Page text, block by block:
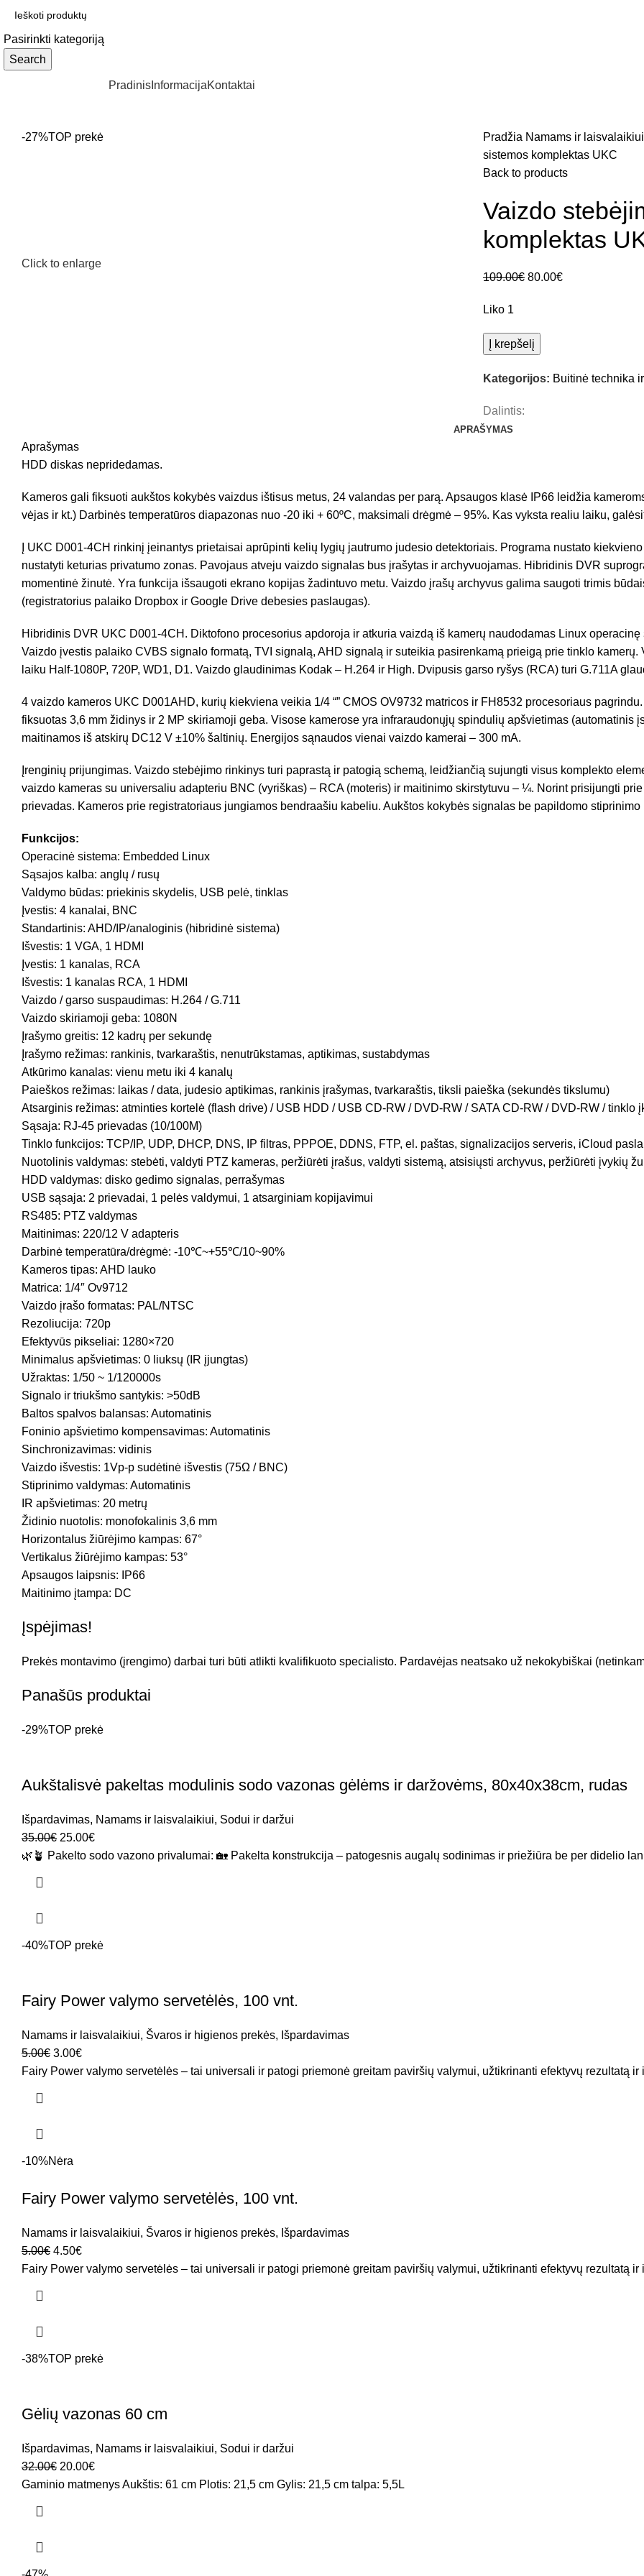
Pasirinkti kategoriją
Search
Pradinis InformacijaKontaktai
-27%TOP prekė
Click to enlarge
Pradžia Namams ir laisvalaikiui
sistemos komplektas UKC
Back to products
Vaizdo
komplektas
109.00€ 80.00€
Liko 1
Į krepšelį
Kategorijos: Buitinė technika
Dalintis:
APRAŠYMAS
Aprašymas
HDD diskas nepridedamas.
Kameros gali fiksuoti aukštos kokybės vaizdus ištisus metus, 24 valandas per parą. Apsaugos klasė IP66 leidžia
vėjas ir kt.) Darbinės temperatūros diapazonas nuo -20 iki + 60ºС, maksimali drėgmė – 95%. Kas vyksta realiu laiku,
Į UKC D001-4CH rinkinį įeinantys prietaisai aprūpinti kelių lygių jautrumo judesio detektoriais. Programa nustato
nustatyti keturias privatumo zonas. Pavojaus atveju vaizdo signalas bus įrašytas ir archyvuojamas. Hibridinis DVR
momentinė žinutė. Yra funkcija išsaugoti ekrano kopijas žadintuvo metu. Vaizdo įrašų archyvus galima saugoti trimis
(registratorius palaiko Dropbox ir Google Drive debesies paslaugas).
Hibridinis DVR UKC D001-4CH. Diktofono procesorius apdoroja ir atkuria vaizdą iš kamerų naudodamas Linux
Vaizdo įvestis palaiko CVBS signalo formatą, TVI signalą, AHD signalą ir suteikia pasirenkamą prieigą prie tinklo
laiku Half-1080P, 720P, WD1, D1. Vaizdo glaudinimas Kodak – H.264 ir High. Dvipusis garso ryšys (RCA) turi G.711A
4 vaizdo kameros UKC D001AHD, kurių kiekviena veikia 1/4 “” CMOS OV9732 matricos ir FH8532 procesoriaus
fiksuotas 3,6 mm židinys ir 2 MP skiriamoji geba. Visose kamerose yra infraraudonųjų spindulių apšvietimas (automatinis
maitinamos iš atskirų DC12 V ±10% šaltinių. Energijos sąnaudos vienai vaizdo kamerai – 300 mA.
Įrenginių prijungimas. Vaizdo stebėjimo rinkinys turi paprastą ir patogią schemą, leidžiančią sujungti visus komplekto
vaizdo kameras su universaliu adapteriu BNC (vyriškas) – RCA (moteris) ir maitinimo skirstytuvu – ¼. Norint prisijungti
prievadas. Kameros prie registratoriaus jungiamos bendraašiu kabeliu. Aukštos kokybės signalas be papildomo
Funkcijos:
Operacinė sistema: Embedded Linux
Sąsajos kalba: anglų / rusų
Valdymo būdas: priekinis skydelis, USB pelė, tinklas
Įvestis: 4 kanalai, BNC
Standartinis: AHD/IP/analoginis (hibridinė sistema)
Išvestis: 1 VGA, 1 HDMI
Įvestis: 1 kanalas, RCA
Išvestis: 1 kanalas RCA, 1 HDMI
Vaizdo / garso suspaudimas: H.264 / G.711
Vaizdo skiriamoji geba: 1080N
Įrašymo greitis: 12 kadrų per sekundę
Įrašymo režimas: rankinis, tvarkaraštis, nenutrūkstamas, aptikimas, sustabdymas
Atkūrimo kanalas: vienu metu iki 4 kanalų
Paieškos režimas: laikas / data, judesio aptikimas, rankinis įrašymas, tvarkaraštis, tiksli paieška (sekundės tikslumu)
Atsarginis režimas: atminties kortelė (flash drive) / USB HDD / USB CD-RW / DVD-RW / SATA CD-RW / DVD-RW / tinklo
Sąsaja: RJ-45 prievadas (10/100M)
Tinklo funkcijos: TCP/IP, UDP, DHCP, DNS, IP filtras, PPPOE, DDNS, FTP, el. paštas, signalizacijos serveris, iCloud
Nuotolinis valdymas: stebėti, valdyti PTZ kameras, peržiūrėti įrašus, valdyti sistemą, atsisiųsti archyvus, peržiūrėti įvykių
HDD valdymas: disko gedimo signalas, perrašymas
USB sąsaja: 2 prievadai, 1 pelės valdymui, 1 atsarginiam kopijavimui
RS485: PTZ valdymas
Maitinimas: 220/12 V adapteris
Darbinė temperatūra/drėgmė: -10℃~+55℃/10~90%
Kameros tipas: AHD lauko
Matrica: 1/4″ Ov9712
Vaizdo įrašo formatas: PAL/NTSC
Rezoliucija: 720p
Efektyvūs pikseliai: 1280×720
Minimalus apšvietimas: 0 liuksų (IR įjungtas)
Užraktas: 1/50 ~ 1/120000s
Signalo ir triukšmo santykis: >50dB
Baltos spalvos balansas: Automatinis
Foninio apšvietimo kompensavimas: Automatinis
Sinchronizavimas: vidinis
Vaizdo išvestis: 1Vp-p sudėtinė išvestis (75Ω / BNC)
Stiprinimo valdymas: Automatinis
IR apšvietimas: 20 metrų
Židinio nuotolis: monofokalinis 3,6 mm
Horizontalus žiūrėjimo kampas: 67°
Vertikalus žiūrėjimo kampas: 53°
Apsaugos laipsnis: IP66
Maitinimo įtampa: DC
Įspėjimas!
Prekės montavimo (įrengimo) darbai turi būti atlikti kvalifikuoto specialisto. Pardavėjas neatsako už nekokybiškai
Panašūs produktai
-29%TOP prekė
Aukštalisvė pakeltas modulinis sodo vazonas gėlėms ir daržovėms, 80x40x38cm, rudas
Išpardavimas, Namams ir laisvalaikiui, Sodui ir daržui
35.00€ 25.00€
🌿🪴 Pakelto sodo vazono privalumai: 🏡 Pakelta konstrukcija – patogesnis augalų sodinimas ir priežiūra be per didelio
-40%TOP prekė
Fairy Power valymo servetėlės, 100 vnt.
Namams ir laisvalaikiui, Švaros ir higienos prekės, Išpardavimas
5.00€ 3.00€
Fairy Power valymo servetėlės – tai universali ir patogi priemonė greitam paviršių valymui, užtikrinanti efektyvų rezultatą
-10%Nėra
Fairy Power valymo servetėlės, 100 vnt.
Namams ir laisvalaikiui, Švaros ir higienos prekės, Išpardavimas
5.00€ 4.50€
Fairy Power valymo servetėlės – tai universali ir patogi priemonė greitam paviršių valymui, užtikrinanti efektyvų rezultatą
-38%TOP prekė
Gėlių vazonas 60 cm
Išpardavimas, Namams ir laisvalaikiui, Sodui ir daržui
32.00€ 20.00€
Gaminio matmenys Aukštis: 61 cm Plotis: 21,5 cm Gylis: 21,5 cm talpa: 5,5L